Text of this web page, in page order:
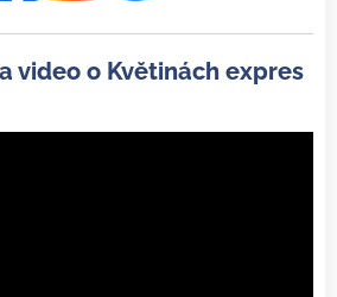
video o Květinách expres